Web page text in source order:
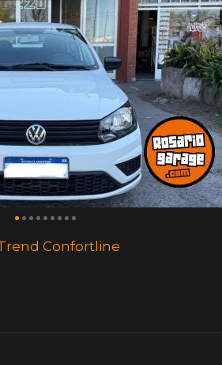
Confortline